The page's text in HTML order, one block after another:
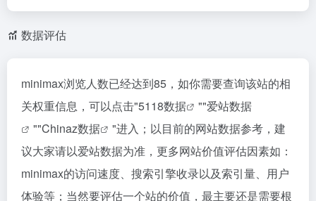
数据评估
minimax浏览人数已经达到85，如你需要查询该站的相
关权重信息，可以点击"5118数据 ""爱站数据
""Chinaz数据
"进入；以目前的网站数据参考，建
议大家请以爱站数据为准，更多网站价值评估因素如：
minimax的访问速度、搜索引擎收录以及索引量、用户
体验等；当然要评估一个站的价值，最主要还是需要根